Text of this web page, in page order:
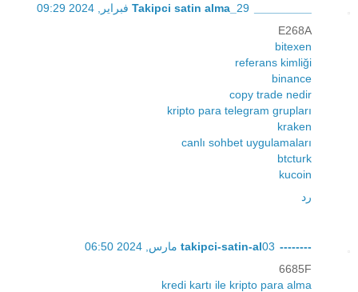
29 فبراير, 2024 09:29
E268A
bitexen
referans kimliği
binance
copy trade nedir
kripto para telegram grupları
kraken
canlı sohbet uygulamaları
btcturk
kucoin
رد
--------takipci-satin-al 03 مارس, 2024 06:50
6685F
kredi kartı ile kripto para alma